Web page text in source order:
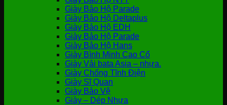
Giày Bảo Hộ Parade
Giày Bảo Hộ Deltaplus
Giày Bảo Hộ EDH
Giày Bảo Hộ Parade
Giày Bảo Hộ Hans
Giày Bình Minh Cao Cổ
Giày Vải bata Asia – nhựa.
Giày Chống Tĩnh Điện
Giày Sĩ Quan
Giày Bảo Vệ
Giày – Dép Nhựa